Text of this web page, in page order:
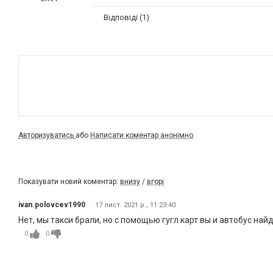
Відповіді (1)
Авторизуватись або Написати коментар анонімно
Показувати новий коментар: внизу / вгорі
ivan.polovcev1990 17 лист. 2021 р., 11:23:40
Нет, мы такси брали, но с помощью гугл карт вы и автобус
0 0